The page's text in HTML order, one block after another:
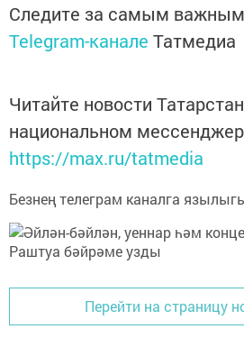
Следите за самым
Telegram-канале Татмедиа
Читайте новости
национальном
https://max.ru/tatmedia
Безнең телеграм каналга
Перейти на страницу